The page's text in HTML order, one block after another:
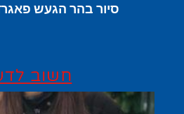
סיור בהר הגעש
חשוב